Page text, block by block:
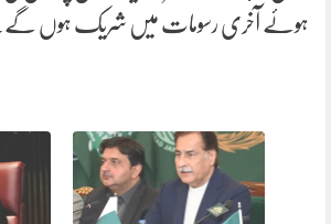
ہوئے آخری رسومات میں شریک ہوں گے۔